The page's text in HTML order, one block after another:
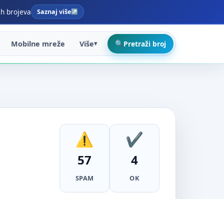
brojeva Saznaj više
Mobilne mreže Više Pretraži broj
57
SPAM
4
OK